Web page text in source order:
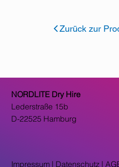
Zurück zur
NORDLITE Dry Hire
Lederstraße 15b
D-22525 Hamburg
Impressum| Datenschutz |